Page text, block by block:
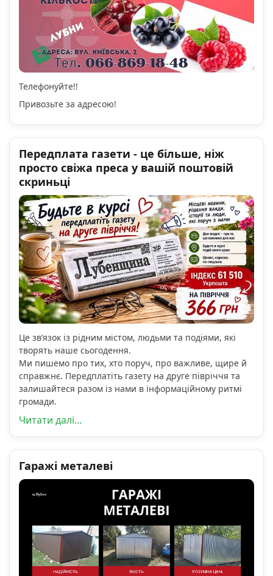
Телефонуйте!!
Привозьте за адресою!
Передплата газети - це більше, ніж
просто свіжа преса у вашій поштовій
скриньці
Це зв’язок із рідним містом, людьми та подіями, які
творять наше сьогодення.
Ми пишемо про тих, хто поруч, про важливе, щире й
справжнє. Передплатіть газету на друге півріччя та
залишайтеся разом із нами в інформаційному ритмі
громади.
Читати далі...
Гаражі металеві